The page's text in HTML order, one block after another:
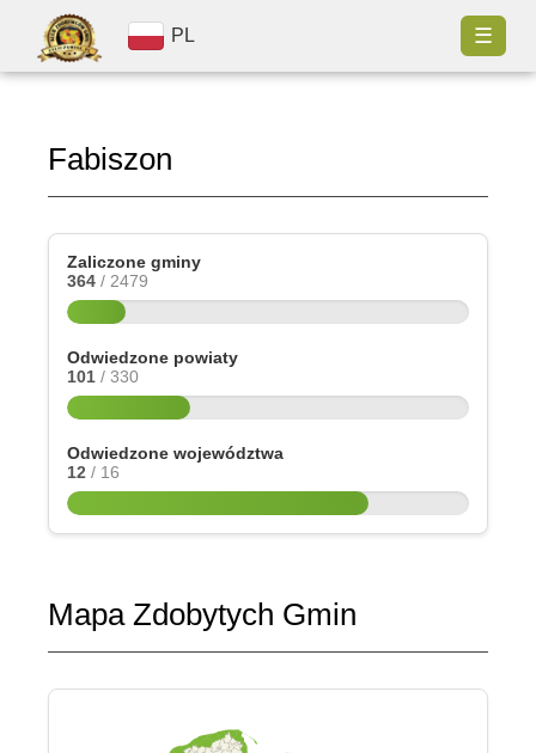
PL ☰
Fabiszon
Zaliczone gminy
364 / 2479
Odwiedzone powiaty
101 / 330
Odwiedzone województwa
12 / 16
Mapa Zdobytych Gmin